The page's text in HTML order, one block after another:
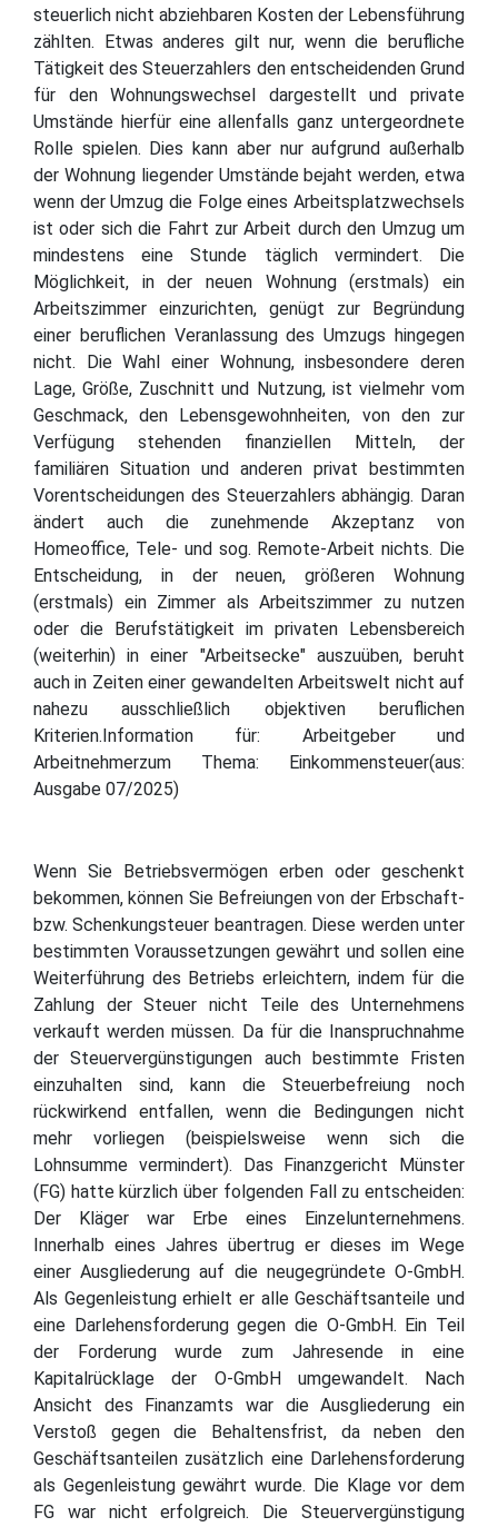
steuerlich nicht abziehbaren Kosten der Lebensführung
zählten. Etwas anderes gilt nur, wenn die berufliche
Tätigkeit des Steuerzahlers den entscheidenden Grund
für den Wohnungswechsel dargestellt und private
Umstände hierfür eine allenfalls ganz untergeordnete
Rolle spielen. Dies kann aber nur aufgrund außerhalb
der Wohnung liegender Umstände bejaht werden, etwa
wenn der Umzug die Folge eines Arbeitsplatzwechsels
ist oder sich die Fahrt zur Arbeit durch den Umzug um
mindestens eine Stunde täglich vermindert. Die
Möglichkeit, in der neuen Wohnung (erstmals) ein
Arbeitszimmer einzurichten, genügt zur Begründung
einer beruflichen Veranlassung des Umzugs hingegen
nicht. Die Wahl einer Wohnung, insbesondere deren
Lage, Größe, Zuschnitt und Nutzung, ist vielmehr vom
Geschmack, den Lebensgewohnheiten, von den zur
Verfügung stehenden finanziellen Mitteln, der
familiären Situation und anderen privat bestimmten
Vorentscheidungen des Steuerzahlers abhängig. Daran
ändert auch die zunehmende Akzeptanz von
Homeoffice, Tele- und sog. Remote-Arbeit nichts. Die
Entscheidung, in der neuen, größeren Wohnung
(erstmals) ein Zimmer als Arbeitszimmer zu nutzen
oder die Berufstätigkeit im privaten Lebensbereich
(weiterhin) in einer "Arbeitsecke" auszuüben, beruht
auch in Zeiten einer gewandelten Arbeitswelt nicht auf
nahezu ausschließlich objektiven beruflichen
Kriterien.Information für: Arbeitgeber und
Arbeitnehmerzum Thema: Einkommensteuer(aus:
Ausgabe 07/2025)
Wenn Sie Betriebsvermögen erben oder geschenkt
bekommen, können Sie Befreiungen von der Erbschaft-
bzw. Schenkungsteuer beantragen. Diese werden unter
bestimmten Voraussetzungen gewährt und sollen eine
Weiterführung des Betriebs erleichtern, indem für die
Zahlung der Steuer nicht Teile des Unternehmens
verkauft werden müssen. Da für die Inanspruchnahme
der Steuervergünstigungen auch bestimmte Fristen
einzuhalten sind, kann die Steuerbefreiung noch
rückwirkend entfallen, wenn die Bedingungen nicht
mehr vorliegen (beispielsweise wenn sich die
Lohnsumme vermindert). Das Finanzgericht Münster
(FG) hatte kürzlich über folgenden Fall zu entscheiden:
Der Kläger war Erbe eines Einzelunternehmens.
Innerhalb eines Jahres übertrug er dieses im Wege
einer Ausgliederung auf die neugegründete O-GmbH.
Als Gegenleistung erhielt er alle Geschäftsanteile und
eine Darlehensforderung gegen die O-GmbH. Ein Teil
der Forderung wurde zum Jahresende in eine
Kapitalrücklage der O-GmbH umgewandelt. Nach
Ansicht des Finanzamts war die Ausgliederung ein
Verstoß gegen die Behaltensfrist, da neben den
Geschäftsanteilen zusätzlich eine Darlehensforderung
als Gegenleistung gewährt wurde. Die Klage vor dem
FG war nicht erfolgreich. Die Steuervergünstigung